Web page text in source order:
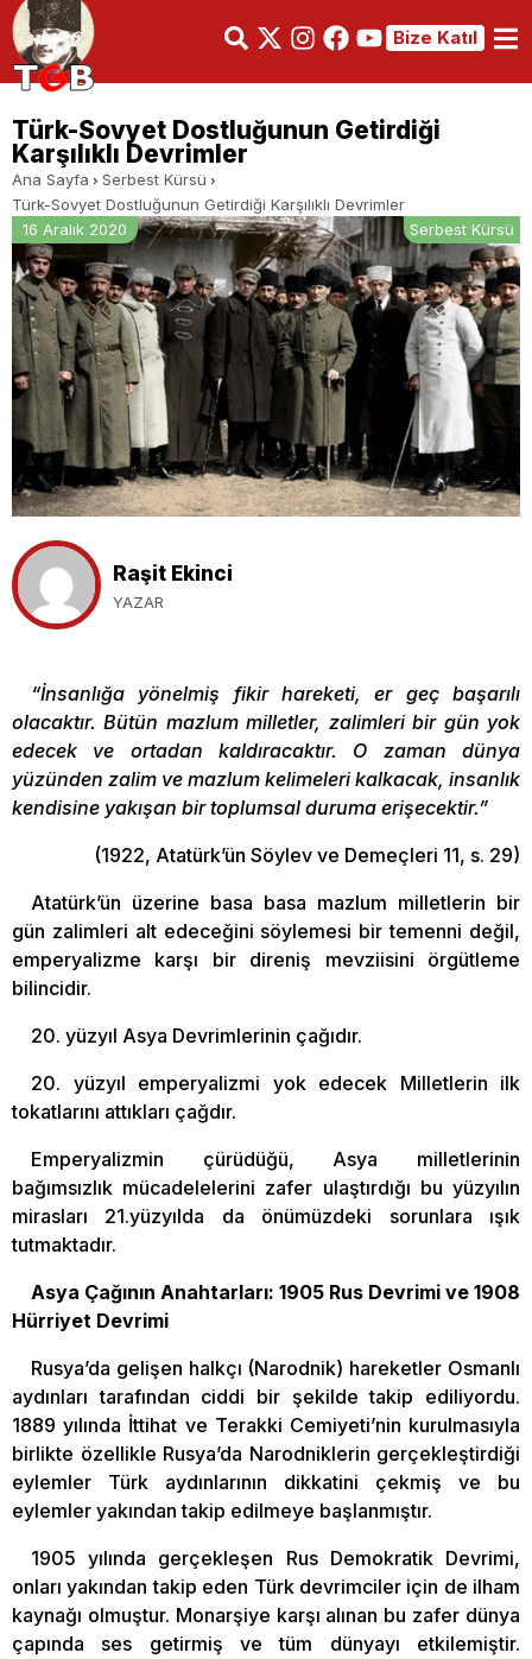
Bize Katıl
Türk-Sovyet Dostluğunun Getirdiği
Karşılıklı Devrimler
Ana Sayfa
Serbest Kürsü
Türk-Sovyet Dostluğunun Getirdiği Karşılıklı Devrimler
16 Aralık 2020
Serbest Kürsü
Raşit Ekinci
YAZAR
“İnsanlığa yönelmiş fikir hareketi, er geç başarılı
olacaktır. Bütün mazlum milletler, zalimleri bir gün yok
edecek ve ortadan kaldıracaktır. O zaman dünya
yüzünden zalim ve mazlum kelimeleri kalkacak, insanlık
kendisine yakışan bir toplumsal duruma erişecektir.”
(1922, Atatürk’ün Söylev ve Demeçleri 11, s. 29)
Atatürk’ün üzerine basa basa mazlum milletlerin bir
gün zalimleri alt edeceğini söylemesi bir temenni değil,
emperyalizme karşı bir direniş mevziisini örgütleme
bilincidir.
20. yüzyıl Asya Devrimlerinin çağıdır.
20. yüzyıl emperyalizmi yok edecek Milletlerin ilk
tokatlarını attıkları çağdır.
Emperyalizmin çürüdüğü, Asya milletlerinin
bağımsızlık mücadelelerini zafer ulaştırdığı bu yüzyılın
mirasları 21.yüzyılda da önümüzdeki sorunlara ışık
tutmaktadır.
Asya Çağının Anahtarları: 1905 Rus Devrimi ve 1908
Hürriyet Devrimi
Rusya’da gelişen halkçı (Narodnik) hareketler Osmanlı
aydınları tarafından ciddi bir şekilde takip ediliyordu.
1889 yılında İttihat ve Terakki Cemiyeti’nin kurulmasıyla
birlikte özellikle Rusya’da Narodniklerin gerçekleştirdiği
eylemler Türk aydınlarının dikkatini çekmiş ve bu
eylemler yakından takip edilmeye başlanmıştır.
1905 yılında gerçekleşen Rus Demokratik Devrimi,
onları yakından takip eden Türk devrimciler için de ilham
kaynağı olmuştur. Monarşiye karşı alınan bu zafer dünya
çapında ses getirmiş ve tüm dünyayı etkilemiştir.